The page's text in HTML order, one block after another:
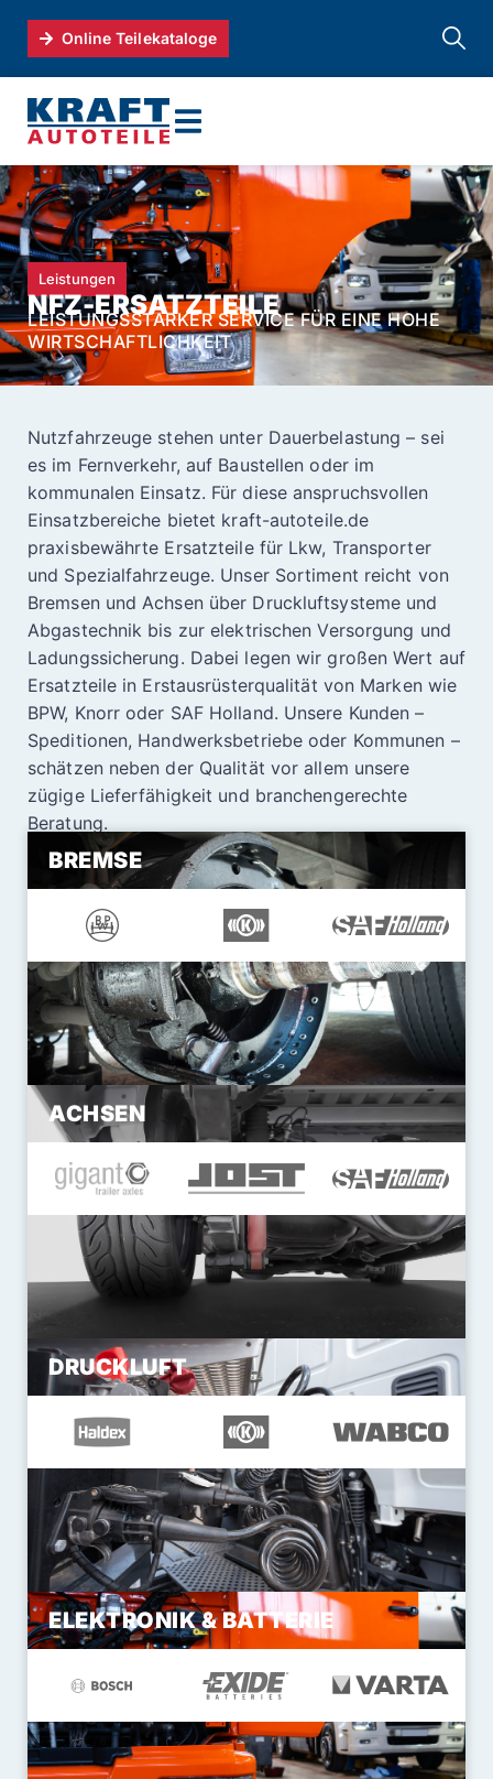
Online Teilekataloge
Leistungen
NFZ-ERSATZTEILE
LEISTUNGSSTARKER SERVICE FÜR EINE HOHE
WIRTSCHAFTLICHKEIT
Nutzfahrzeuge stehen unter Dauerbelastung – sei
es im Fernverkehr, auf Baustellen oder im
kommunalen Einsatz. Für diese anspruchsvollen
Einsatzbereiche bietet kraft-autoteile.de
praxisbewährte Ersatzteile für Lkw, Transporter
und Spezialfahrzeuge. Unser Sortiment reicht von
Bremsen und Achsen über Druckluftsysteme und
Abgastechnik bis zur elektrischen Versorgung und
Ladungssicherung. Dabei legen wir großen Wert auf
Ersatzteile in Erstausrüsterqualität von Marken wie
BPW, Knorr oder SAF Holland. Unsere Kunden –
Speditionen, Handwerksbetriebe oder Kommunen –
schätzen neben der Qualität vor allem unsere
zügige Lieferfähigkeit und branchengerechte
Beratung.
BREMSE
ACHSEN
DRUCKLUFT
ELEKTRONIK & BATTERIE